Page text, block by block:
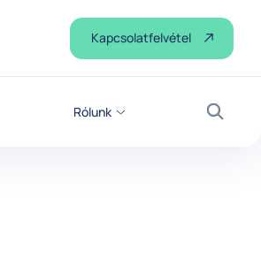
Rólunk
Kapcsolatfelvétel